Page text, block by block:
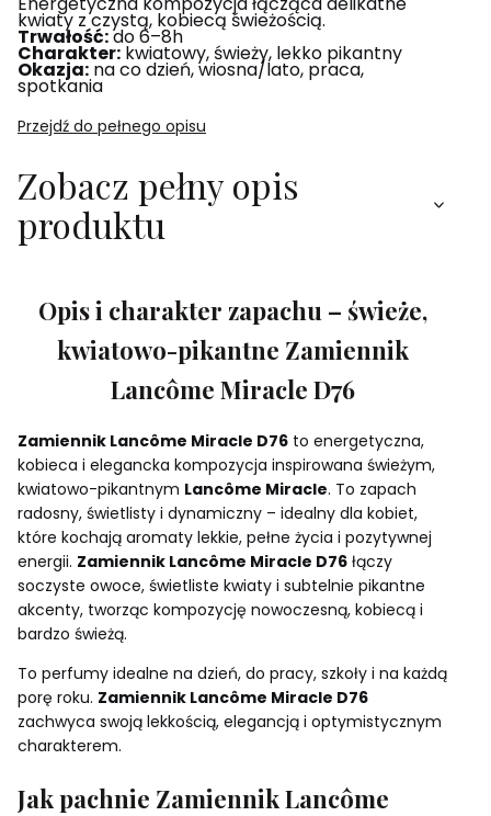
kwiaty z czystą, kobiecą świeżością.
Trwałość:do 6–8h
Charakter: kwiatowy, świeży, lekko pikantny
Okazja: na co dzień, wiosna/lato, praca,
spotkania
Przejdź do pełnego opisu
Zobacz pełny opis
produktu
Opis i charakter zapachu – świeże,
kwiatowo-pikantne Zamiennik
Lancôme Miracle D76
Zamiennik Lancôme Miracle D76 to energetyczna,
kobieca i elegancka kompozycja inspirowana świeżym,
kwiatowo-pikantnym Lancôme Miracle. To zapach
radosny, świetlisty i dynamiczny – idealny dla kobiet,
które kochają aromaty lekkie, pełne życia i pozytywnej
energii. Zamiennik Lancôme Miracle D76 łączy
soczyste owoce, świetliste kwiaty i subtelnie pikantne
akcenty, tworząc kompozycję nowoczesną, kobiecą i
bardzo świeżą.
To perfumy idealne na dzień, do pracy, szkoły i na każdą
porę roku. Zamiennik Lancôme Miracle D76
zachwyca swoją lekkością, elegancją i optymistycznym
charakterem.
Jak pachnie Zamiennik Lancôme